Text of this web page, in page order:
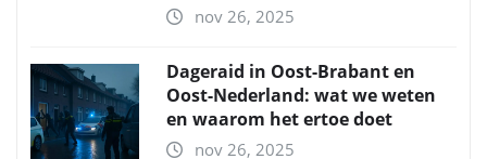
nov 26, 2025
Dageraid in Oost-Brabant en
Oost-Nederland: wat we weten
en waarom het ertoe doet
nov 26, 2025